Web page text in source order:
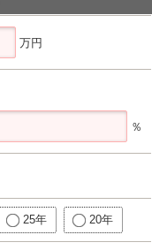
万円
％
25年 20年